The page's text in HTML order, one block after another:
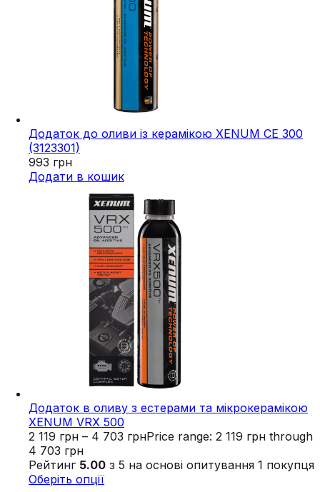
Додаток до оливи із керамікою XENUM CE 300
(3123301)
993 грн
Додати в кошик
Додаток в оливу з естерами та мікрокерамікою
XENUM VRX 500
2 119 грн – 4 703 грнPrice range: 2 119 грн through
4 703 грн
Рейтинг 5.00 з 5 на основі опитування 1 покупця
Оберіть опції